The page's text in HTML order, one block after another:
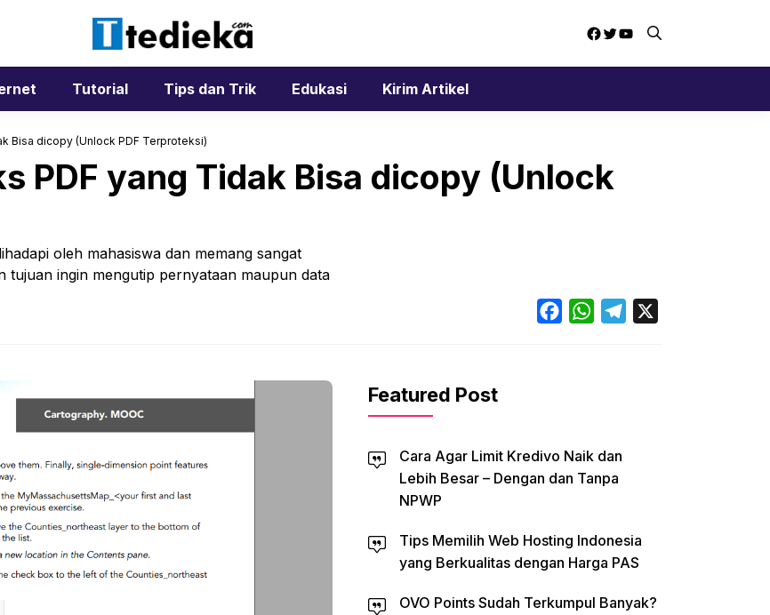
Facebook
Twitter
YouTube
Tutorial Tips dan Trik Edukasi Kirim Artikel
Bisa dicopy (Unlock PDF Terproteksi)
PDF yang Tidak Bisa dicopy (Unlock
oleh mahasiswa dan memang sangat
tujuan ingin mengutip pernyataan maupun data
FacebookWhatsAppTelegram
Featured Post
Cara Agar Limit Kredivo Naik dan
Lebih Besar – Dengan dan Tanpa
NPWP
Tips Memilih Web Hosting Indonesia
yang Berkualitas dengan Harga PAS
OVO Points Sudah Terkumpul Banyak?